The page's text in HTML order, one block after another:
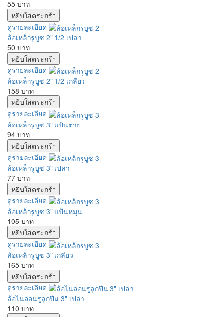
55 บาท
ดูรายละเอียด
ล้อเหล็กรูบูซ 2" 1/2 เปล่า
50 บาท
ดูรายละเอียด
ล้อเหล็กรูบูซ 2" 1/2 เกลียว
158 บาท
ดูรายละเอียด
ล้อเหล็กรูบูซ 3" แป้นตาย
94 บาท
ดูรายละเอียด
ล้อเหล็กรูบูซ 3" เปล่า
77 บาท
ดูรายละเอียด
ล้อเหล็กรูบูซ 3" แป้นหมุน
105 บาท
ดูรายละเอียด
ล้อเหล็กรูบูซ 3" เกลียว
165 บาท
ดูรายละเอียด
ล้อไนล่อนรูลูกปืน 3" เปล่า
110 บาท